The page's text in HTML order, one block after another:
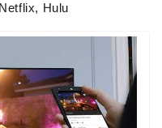
Hulu